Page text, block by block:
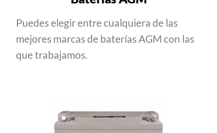
Puedes elegir entre cualquiera de las
mejores marcas de baterías AGM con las
que trabajamos.